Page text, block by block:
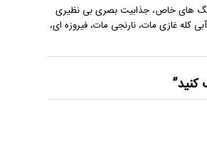
های خاص، جذابیت بصری بی نظیری
کله غازی مات، نارنجی مات، فیروزه ای،